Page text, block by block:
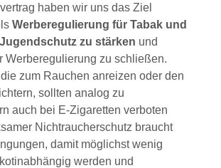
haben wir uns das Ziel
Werberegulierung für Tabak und
zu stärken und
Werberegulierung zu schließen.
zum Rauchen anreizen oder den
sollten analog zu
auch bei E-Zigaretten verboten
Nichtraucherschutz braucht
damit möglichst wenig
werden und